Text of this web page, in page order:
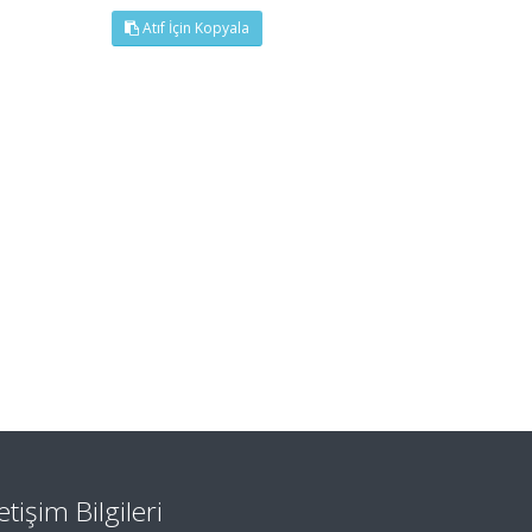
Atıf İçin Kopyala
Bilgileri